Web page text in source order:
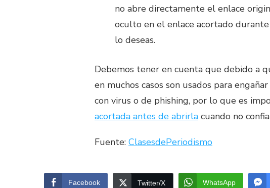
no abre directamente el enlace
oculto en el enlace acortado
lo deseas.
Debemos tener en cuenta que debido a
en muchos casos son usados para
con virus o de phishing, por lo que es
acortada antes de abrirla cuando no
Fuente: ClasesdePeriodismo
Facebook Twitter/X WhatsApp